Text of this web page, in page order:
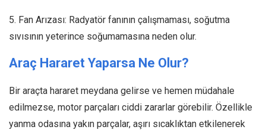
5. Fan Arızası: Radyatör fanının çalışmaması, soğutma
sıvısının yeterince soğumamasına neden olur.
Araç Hararet Yaparsa Ne Olur?
Bir araçta hararet meydana gelirse ve hemen müdahale
edilmezse, motor parçaları ciddi zararlar görebilir. Özellikle
yanma odasına yakın parçalar, aşırı sıcaklıktan etkilenerek